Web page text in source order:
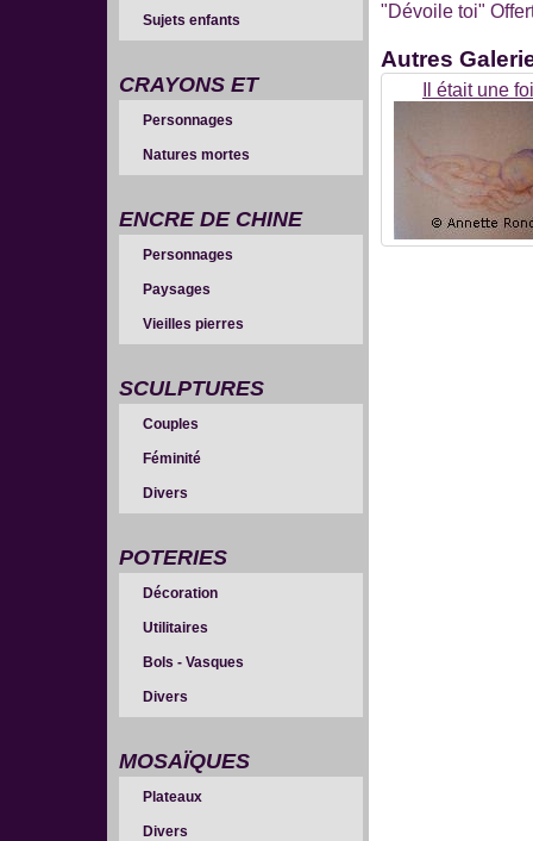
Sujets enfants
CRAYONS ET
SANGUINES
Personnages
Natures mortes
ENCRE DE CHINE
Personnages
Paysages
Vieilles pierres
SCULPTURES
Couples
Féminité
Divers
POTERIES
Décoration
Utilitaires
Bols - Vasques
Divers
MOSAÏQUES
Plateaux
Divers
"Dévoile toi"
Autres
Il était une